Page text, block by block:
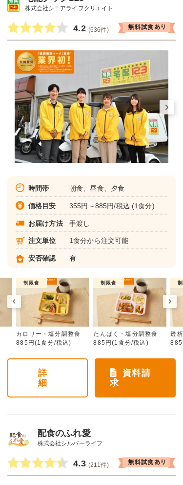
株式会社シニアライフクリエイト
4.2 (636件)
時間帯 朝食、昼食、夕食
価格目安 355円～885円/税込 (1食分)
お届け方法 手渡し
注文単位 1食分から注文可能
安否確認 有
制限食
カロリー・塩分調整食
885円(1食分/税込)
制限食
たんぱく・塩分調整食
885円(1食分/税込)
透析
詳
細
資料請
求
配食のふれ愛
株式会社シルバーライフ
4.3 (211件)